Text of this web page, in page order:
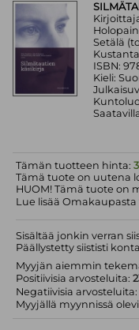
Setälä
ISBN:
Kieli:
Tämän tuotteen hinta:
Tämä tuote on uutena
HUOM! Tämä tuote on
Lue lisää Omakaupasta
Sisältää jonkin verran
Päällystetty siististi
Myyjän aiemmin
Positiivisia arvosteluita:
Negatiivisia
Myyjällä myynnissä